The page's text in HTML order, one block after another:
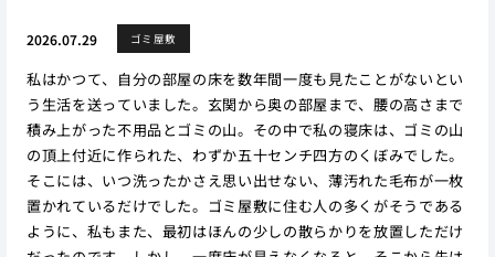
2026.07.29 ゴミ屋敷
私はかつて、自分の部屋の床を数年間一度も見たことがないとい
う生活を送っていました。玄関から奥の部屋まで、腰の高さまで
積み上がった不用品とゴミの山。その中で私の寝床は、ゴミの山
の頂上付近に作られた、わずか五十センチ四方のくぼみでした。
そこには、いつ洗ったかさえ思い出せない、薄汚れた毛布が一枚
置かれているだけでした。ゴミ屋敷に住む人の多くがそうである
ように、私もまた、最初はほんの少しの散らかりを放置しただけ